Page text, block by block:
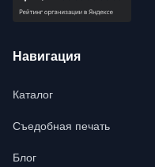
Навигация
Каталог
Съедобная печать
Блог